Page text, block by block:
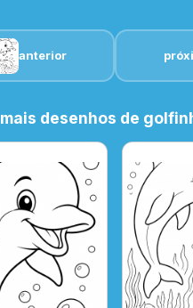
anterior
mais desenhos de